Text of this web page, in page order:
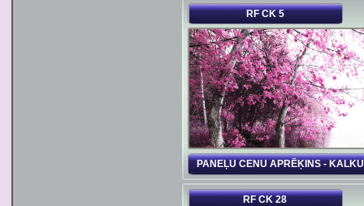
RF CK 5
PANEĻU CENU APRĒĶINS -
RF CK 28